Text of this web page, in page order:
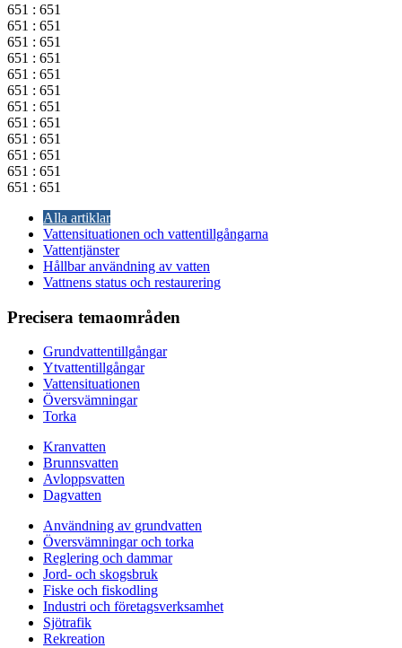
651 : 651
651 : 651
651 : 651
651 : 651
651 : 651
651 : 651
651 : 651
651 : 651
651 : 651
651 : 651
651 : 651
651 : 651
Alla artiklar
Vattensituationen och vattentillgångarna
Vattentjänster
Hållbar användning av vatten
Vattnens status och restaurering
Precisera temaområden
Grundvattentillgångar
Ytvattentillgångar
Vattensituationen
Översvämningar
Torka
Kranvatten
Brunnsvatten
Avloppsvatten
Dagvatten
Användning av grundvatten
Översvämningar och torka
Reglering och dammar
Jord- och skogsbruk
Fiske och fiskodling
Industri och företagsverksamhet
Sjötrafik
Rekreation